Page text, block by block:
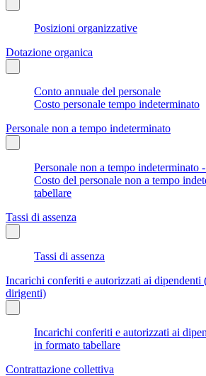
Posizioni organizzative
Dotazione organica
Conto annuale del personale
Costo personale tempo indeterminato
Personale non a tempo indeterminato
Personale non a tempo indeterminato
Costo del personale non a tempo
tabellare
Tassi di assenza
Tassi di assenza
Incarichi conferiti e autorizzati ai dipendenti
dirigenti)
Incarichi conferiti e autorizzati ai
in formato tabellare
Contrattazione collettiva